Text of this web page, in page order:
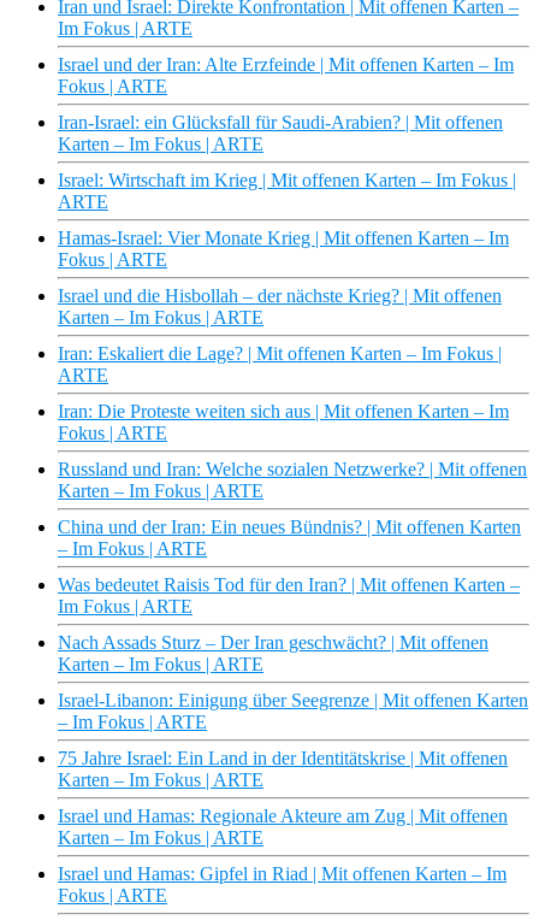
Iran und Israel: Direkte Konfrontation | Mit offenen Karten –
Im Fokus | ARTE
Israel und der Iran: Alte Erzfeinde | Mit offenen Karten – Im
Fokus | ARTE
Iran-Israel: ein Glücksfall für Saudi-Arabien? | Mit offenen
Karten – Im Fokus | ARTE
Israel: Wirtschaft im Krieg | Mit offenen Karten – Im Fokus |
ARTE
Hamas-Israel: Vier Monate Krieg | Mit offenen Karten – Im
Fokus | ARTE
Israel und die Hisbollah – der nächste Krieg? | Mit offenen
Karten – Im Fokus | ARTE
Iran: Eskaliert die Lage? | Mit offenen Karten – Im Fokus |
ARTE
Iran: Die Proteste weiten sich aus | Mit offenen Karten – Im
Fokus | ARTE
Russland und Iran: Welche sozialen Netzwerke? | Mit offenen
Karten – Im Fokus | ARTE
China und der Iran: Ein neues Bündnis? | Mit offenen Karten
– Im Fokus | ARTE
Was bedeutet Raisis Tod für den Iran? | Mit offenen Karten –
Im Fokus | ARTE
Nach Assads Sturz – Der Iran geschwächt? | Mit offenen
Karten – Im Fokus | ARTE
Israel-Libanon: Einigung über Seegrenze | Mit offenen Karten
– Im Fokus | ARTE
75 Jahre Israel: Ein Land in der Identitätskrise | Mit offenen
Karten – Im Fokus | ARTE
Israel und Hamas: Regionale Akteure am Zug | Mit offenen
Karten – Im Fokus | ARTE
Israel und Hamas: Gipfel in Riad | Mit offenen Karten – Im
Fokus | ARTE